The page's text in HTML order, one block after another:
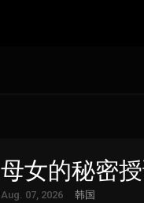
母女的秘密
Aug. 07, 2026
韩国